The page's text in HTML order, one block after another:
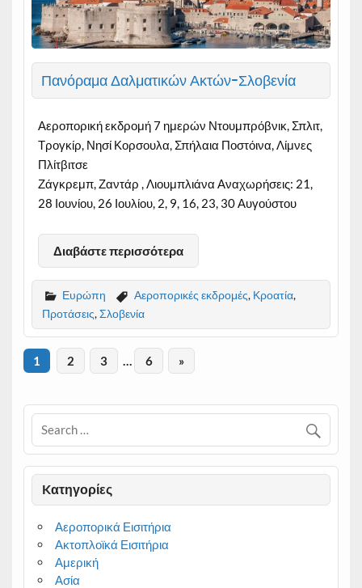
Πανόραμα Δαλματικών Ακτών-Σλοβενία
Αεροπορική εκδρομή 7 ημερών Ντουμπρόβνικ, Σπλιτ,
Τρογκίρ, Νησί Κορσουλα, Σπήλαια Ποστόινα, Λίμνες
Πλίτβιτσε
Ζάγκρεμπ, Ζαντάρ , Λιουμπλιάνα Αναχωρήσεις: 21,
28 Ιουνίου, 26 Ιουλίου, 2, 9, 16, 23, 30 Αυγούστου
Διαβάστε περισσότερα
Ευρώπη Αεροπορικές εκδρομές, Κροατία,
Προτάσεις,Σλοβενία
1 2 3 … 6 »
Kατηγορίες
Αεροπορικά Εισιτήρια
Ακτοπλοϊκά Εισιτήρια
Αμερική
Ασία